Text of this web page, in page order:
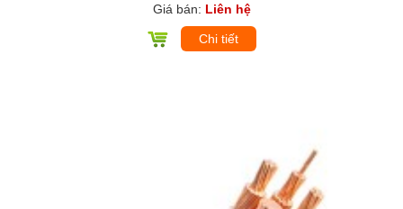
Giá bán: Liên hệ
Chi tiết